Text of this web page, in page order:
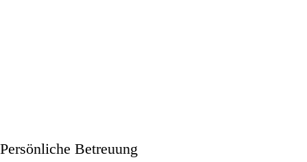
Persönliche Betreuung